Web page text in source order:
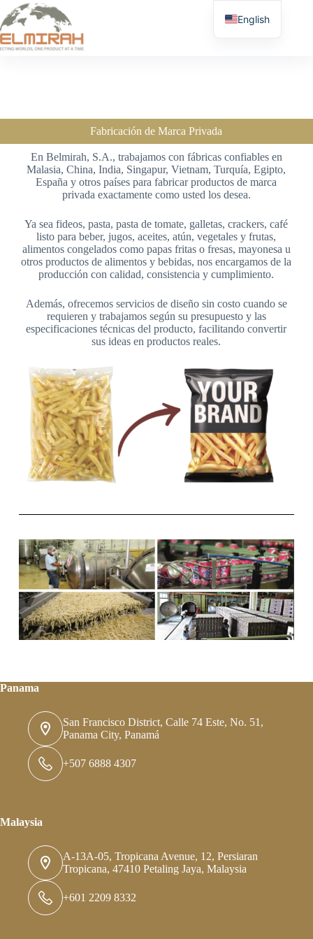
Fabricación de Marca Privada
En Belmirah, S.A., trabajamos con fábricas confiables en
Malasia, China, India, Singapur, Vietnam, Turquía, Egipto,
España y otros países para fabricar productos de marca
privada exactamente como usted los desea.
Ya sea fideos, pasta, pasta de tomate, galletas, crackers, café
listo para beber, jugos, aceites, atún, vegetales y frutas,
alimentos congelados como papas fritas o fresas, mayonesa u
otros productos de alimentos y bebidas, nos encargamos de la
producción con calidad, consistencia y cumplimiento.
Además, ofrecemos servicios de diseño sin costo cuando se
requieren y trabajamos según su presupuesto y las
especificaciones técnicas del producto, facilitando convertir
sus ideas en productos reales.
Panama
San Francisco District, Calle 74 Este, No. 51,
Panama City, Panamá
+507 6888 4307
Malaysia
A-13A-05, Tropicana Avenue, 12, Persiaran
Tropicana, 47410 Petaling Jaya, Malaysia
+601 2209 8332
English